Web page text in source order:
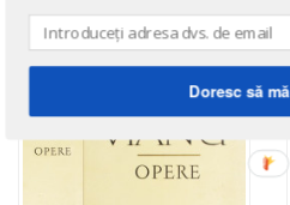
Doresc să